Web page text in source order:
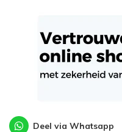
Deel via Whatsapp